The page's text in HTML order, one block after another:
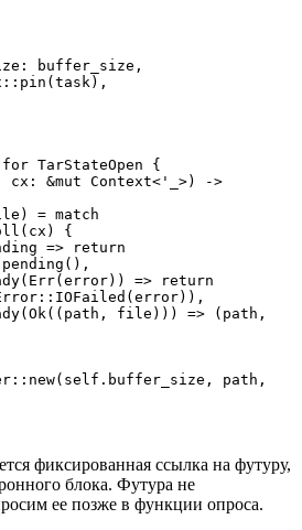
buffer_size,
Box::pin(task),
TarStateOpen {
{
фиксированная ссылка на футуру,
блока. Футура не
ее позже в функции опроса.